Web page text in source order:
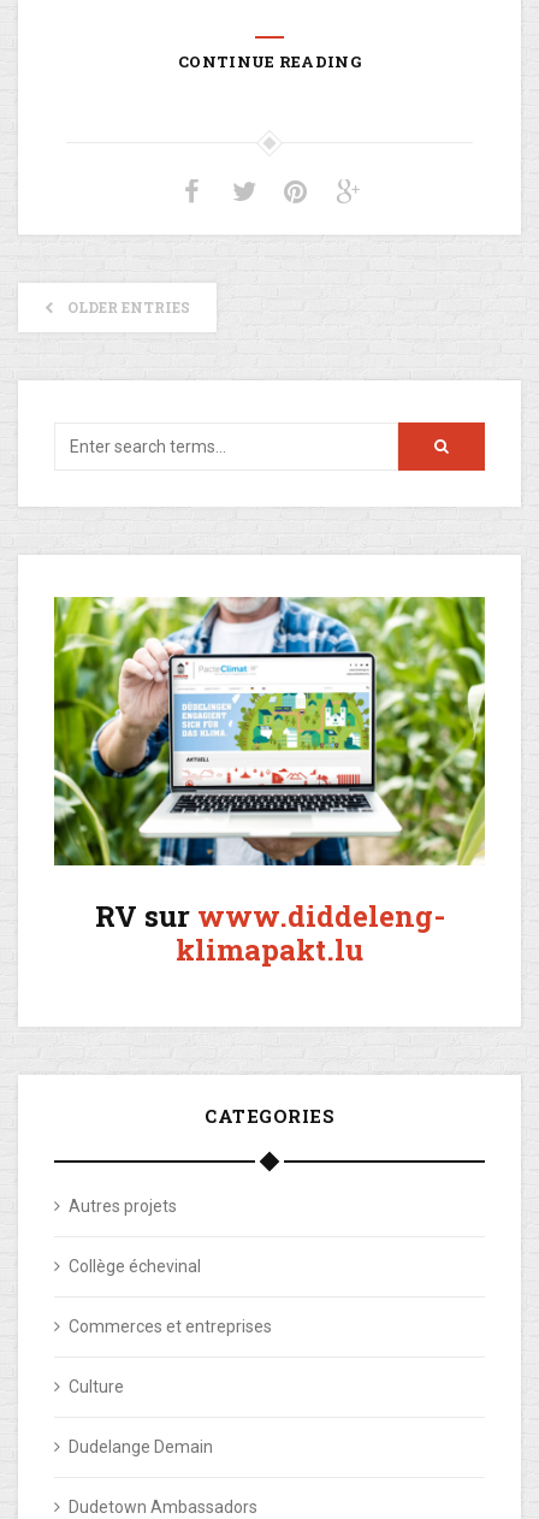
CONTINUE READING
OLDER ENTRIES
RV sur www.diddeleng-
klimapakt.lu
CATEGORIES
Autres projets
Collège échevinal
Commerces et entreprises
Culture
Dudelange Demain
Dudetown Ambassadors